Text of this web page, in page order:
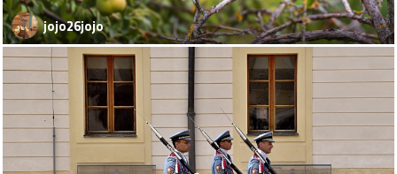
jojo26jojo